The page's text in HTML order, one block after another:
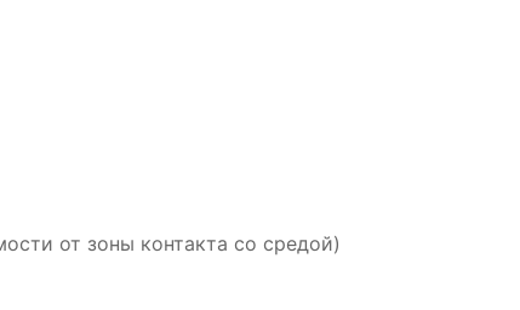
от зоны контакта со средой)